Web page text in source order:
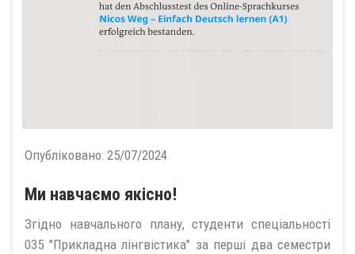
Опубліковано: 25/07/2024
Ми навчаємо якісно!
Згідно навчального плану, студенти спеціальності
035 "Прикладна лінгвістика" за перші два семестри